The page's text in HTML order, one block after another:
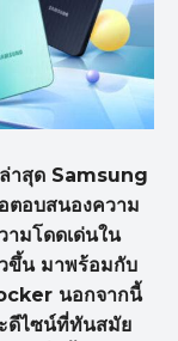
าสุด Samsung
ตอบสนองความ
มโดดเด่นใน
ขึ้น มาพร้อมกับ
นอกจากนี้
ดีไซน์ที่ทันสมัย